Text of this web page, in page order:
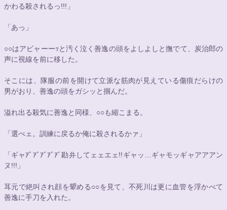
かわる殺されるっ!!!」
「あっ」
○○はアビャーーｯと汚く泣く善逸の頭をよしよしと撫でて、炭治郎の
声に視線を前に移した。
そこには、隊服の前を開けて立派な筋肉が見えている傷痕だらけの
男がおり、善逸の頭をガシッと掴んだ。
溢れ出る殺気に善逸と同様、 ○○も縮こまる。
「選べェ。訓練に戻るか俺に殺されるかァ」
「ギャｱﾞｱﾞｱﾞｱﾞｱﾞ勘弁してェェエェ!!ギャッ…ギャモッギャアアアン
ヌ!!!」
耳元で絶叫され顔を顰める○○を見て、不死川は更に血管を浮かべて
善逸に手刀を入れた。